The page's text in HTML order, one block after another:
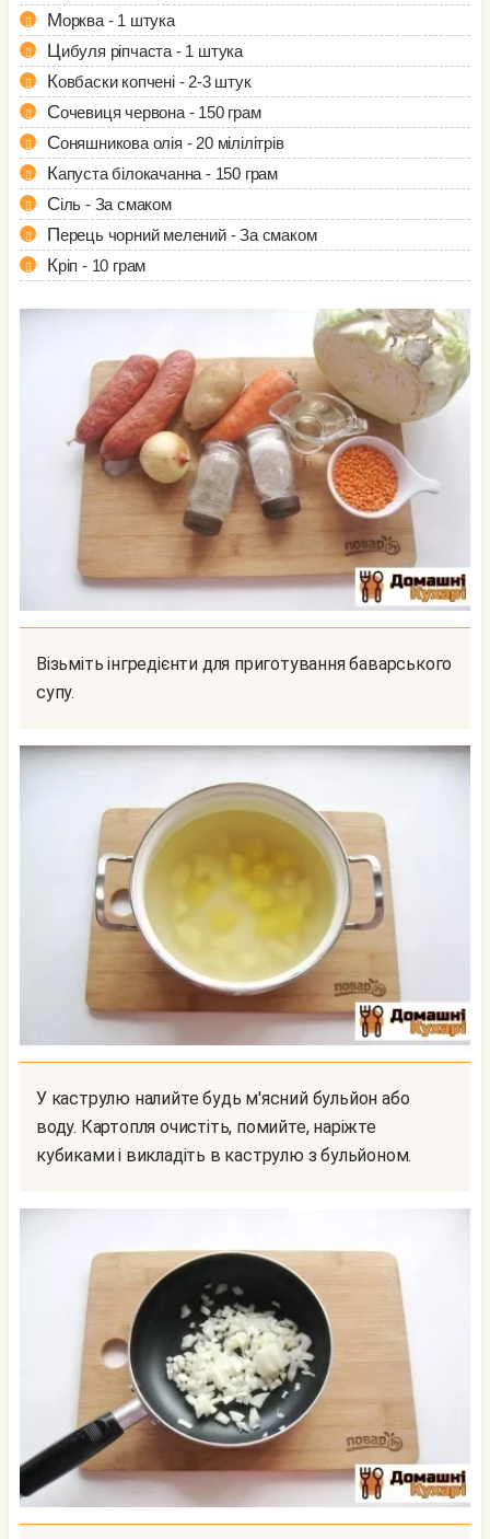
Морква - 1 штука
Цибуля ріпчаста - 1 штука
Ковбаски копчені - 2-3 штук
Сочевиця червона - 150 грам
Соняшникова олія - 20 мілілітрів
Капуста білокачанна - 150 грам
Сіль - За смаком
Перець чорний мелений - За смаком
Кріп - 10 грам
Візьміть інгредієнти для приготування баварського
супу.
У каструлю налийте будь м'ясний бульйон або
воду. Картопля очистіть, помийте, наріжте
кубиками і викладіть в каструлю з бульйоном.